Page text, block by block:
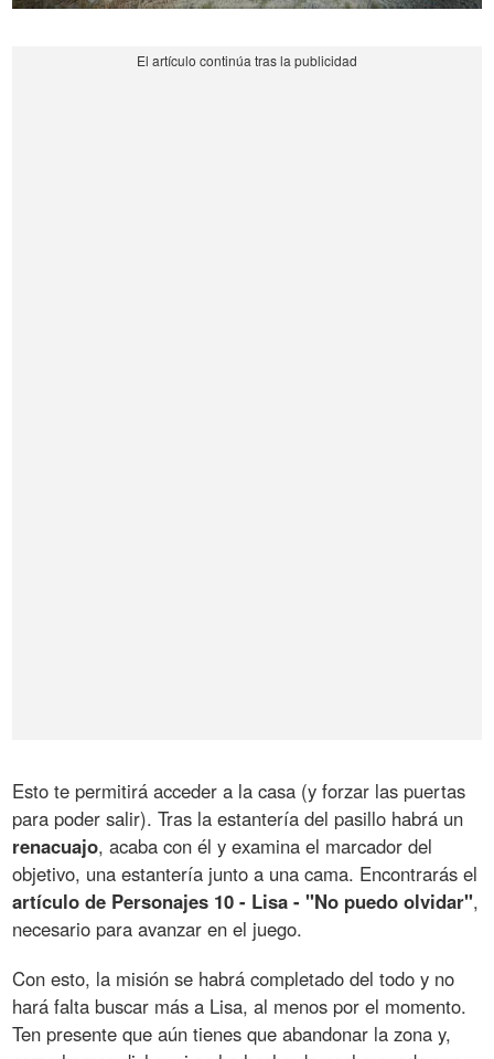
Esto te permitirá acceder a la casa (y forzar las puertas
para poder salir). Tras la estantería del pasillo habrá un
renacuajo, acaba con él y examina el marcador del
objetivo, una estantería junto a una cama. Encontrarás el
artículo de Personajes 10 - Lisa - "No puedo olvidar",
necesario para avanzar en el juego.
Con esto, la misión se habrá completado del todo y no
hará falta buscar más a Lisa, al menos por el momento.
Ten presente que aún tienes que abandonar la zona y,